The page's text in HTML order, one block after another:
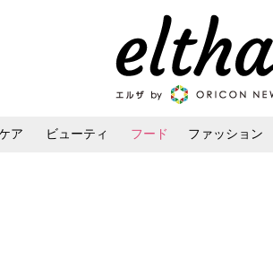
ア ビューティ フード ファッション